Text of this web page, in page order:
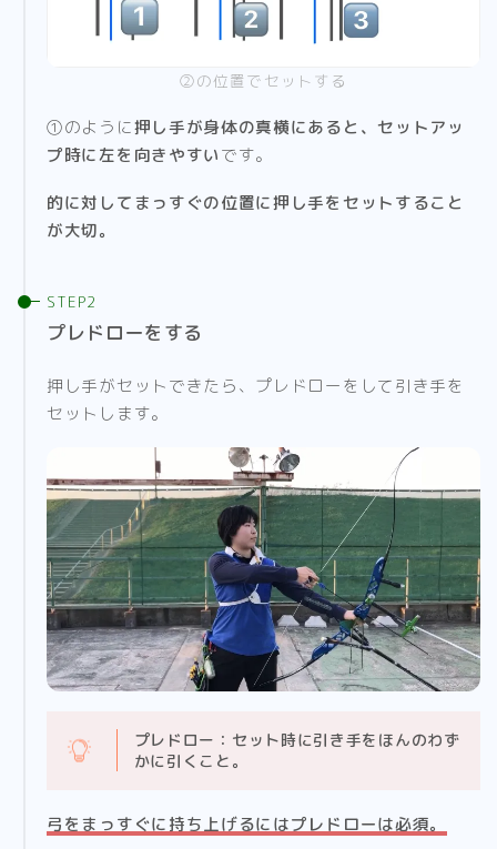
②の位置でセットする
①のように押し手が身体の真横にあると、セットアッ
プ時に左を向きやすいです。
的に対してまっすぐの位置に押し手をセットすること
が大切。
プレドローをする
押し手がセットできたら、プレドローをして引き手を
セットします。
プレドロー：セット時に引き手をほんのわず
かに引くこと。
弓をまっすぐに持ち上げるにはプレドローは必須。